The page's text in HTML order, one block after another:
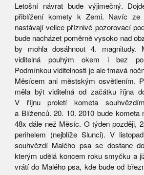
Letošní návrat bude výjimečný.
přiblížení komety k Zemi. Navíc ze
nastávají velice příznivé pozorovací
bude nacházet poměrně vysoko nad
by mohla dosáhnout 4.
viditelná pouhým okem i bez
Podmínkou viditelnosti je ale tmavá
Měsícem ani městským osvětlením.
měla být viditelná od začátku října
V říjnu proletí kometa
a Blíženců. 20. 10. 2010 bude kometa
48x dále než Měsíc. O týden později,
perihelem (nejblíže Slunci). V
souhvězdí Malého psa se dostane
kterým udělá koncem roku smyčku a
vrátí do Malého psa, kde bude od